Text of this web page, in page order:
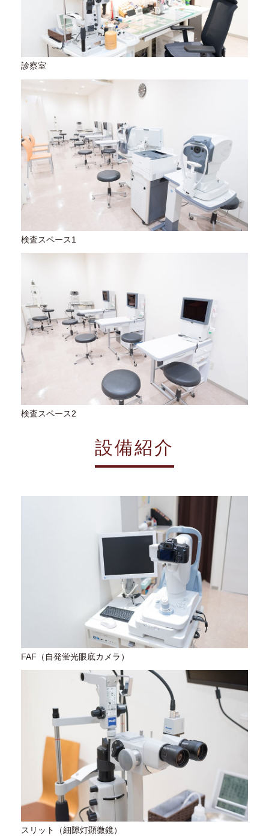
診察室
検査スペース1
検査スペース2
設備紹介
FAF（自発蛍光眼底カメラ）
スリット（細隙灯顕微鏡）